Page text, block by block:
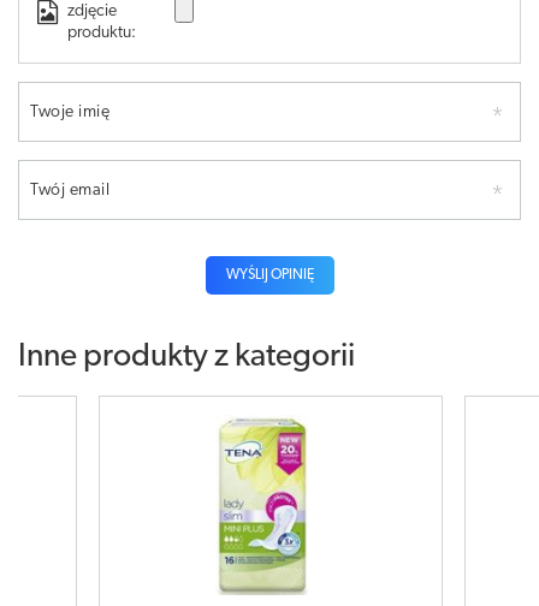
zdjęcie
produktu:
Twoje imię
Twój email
WYŚLIJ OPINIĘ
Inne produkty z kategorii